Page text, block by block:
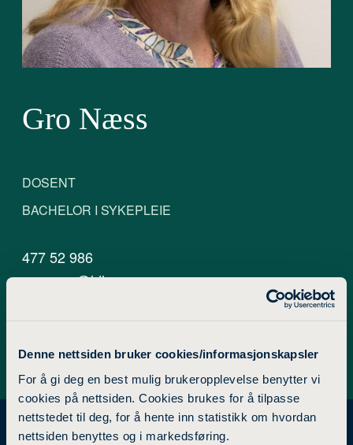
Denne nettsiden bruker cookies/informasjonskapsler
For å gi deg en best mulig brukeropplevelse benytter vi
cookies på nettsiden. Cookies brukes for å tilpasse
nettstedet til deg, for å hente inn statistikk om hvordan
nettsiden benyttes og i markedsføring.
Gro Næss
DOSENT
BACHELOR I SYKEPLEIE
477 52 986
gro.nass@ldh.no